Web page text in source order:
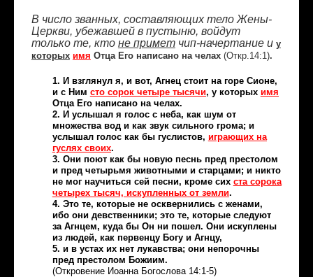
В число званных, составляющих тело Жены-
Церкви, убежавшей в пустыню, войдут
только те, кто не приметчип-начертание и у
которых имя Отца Его написано на челах (Откр.14:1).
1. И взглянул я, и вот, Агнец стоит на горе Сионе,
и с Ним сто сорок четыре тысячи, у которых имя
Отца Его написано на челах.
2. И услышал я голос с неба, как шум от
множества вод и как звук сильного грома; и
услышал голос как бы гуслистов, играющих на
гуслях своих.
3. Они поют как бы новую песнь пред престолом
и пред четырьмя животными и старцами; и никто
не мог научиться сей песни, кроме сих ста сорока
четырех тысяч, искупленных от земли.
4. Это те, которые не осквернились с женами,
ибо они девственники; это те, которые следуют
за Агнцем, куда бы Он ни пошел. Они искуплены
из людей, как первенцу Богу и Агнцу,
5. и в устах их нет лукавства; они непорочны
пред престолом Божиим.
(Откровение Иоанна Богослова 14:1-5)